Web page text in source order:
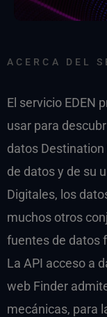
ACERCA DEL
El servicio EDEN
usar para
datos
de datos y de su
Digitales, los
muchos otros
fuentes de datos
La API acceso a
web Finder
mecánicas, para